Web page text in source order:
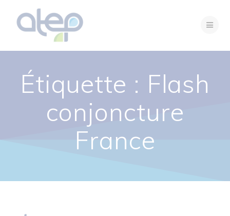
Étiquette : Flash
conjoncture
France